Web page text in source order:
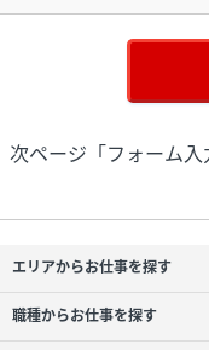
次ページ「フォーム
エリアからお仕事を探す
職種からお仕事を探す